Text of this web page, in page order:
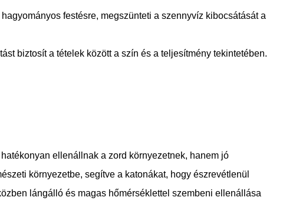
festésre, megszünteti a szennyvíz kibocsátását a
biztosít a tételek között a szín és a teljesítmény tekintetében.
ellenállnak a zord környezetnek, hanem jó
környezetbe, segítve a katonákat, hogy észrevétlenül
lángálló és magas hőmérséklettel szembeni ellenállása